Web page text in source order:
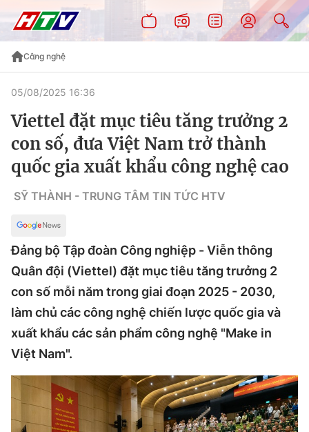
Công nghệ
05/08/2025 16:36
Viettel đặt mục tiêu tăng trưởng 2
con số, đưa Việt Nam trở thành
quốc gia xuất khẩu công nghệ cao
SỸ THÀNH - TRUNG TÂM TIN TỨC HTV
Đảng bộ Tập đoàn Công nghiệp - Viễn thông
Quân đội (Viettel) đặt mục tiêu tăng trưởng 2
con số mỗi năm trong giai đoạn 2025 - 2030,
làm chủ các công nghệ chiến lược quốc gia và
xuất khẩu các sản phẩm công nghệ "Make in
Việt Nam".